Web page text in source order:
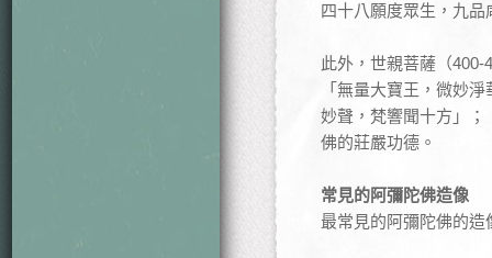
四十八願度眾生，九品
此外，世親菩薩（
「無量大寶王，微妙
妙聲，梵響聞十方」
佛的莊嚴功德。
常見的阿彌陀佛造像
最常見的阿彌陀佛的